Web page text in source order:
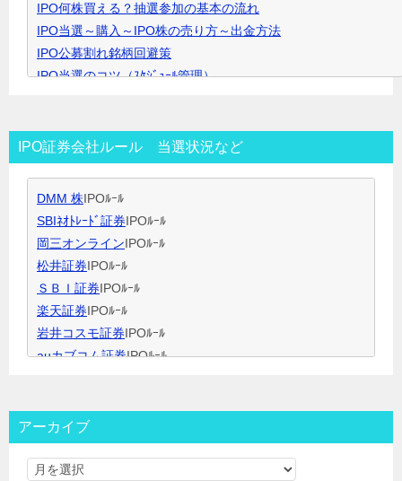
で
開
き
ま
IPO何株買える？抽選参加の基本の流れ
IPO当選～購入～IPO株の売り方～出金方法
IPO公募割れ銘柄回避策
IPO当選のコツ（ｽｹｼﾞｭｰﾙ管理）
IPO当選のコツ（無理なく継続）
IPO閑散期、空白期間の過ごし方
IPO証券会社ルール 当選状況など
DMM 株IPOﾙｰﾙ
SBIﾈｵﾄﾚｰﾄﾞ証券IPOﾙｰﾙ
岡三オンラインIPOﾙｰﾙ
松井証券IPOﾙｰﾙ
ＳＢＩ証券IPOﾙｰﾙ
楽天証券IPOﾙｰﾙ
岩井コスモ証券IPOﾙｰﾙ
auカブコム証券IPOﾙｰﾙ
三菱ＵＦＪ証券
みずほ証券IPOﾙｰﾙ
ＳＭＢＣ日興証券
アーカイブ